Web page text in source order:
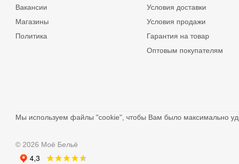
Вакансии
Магазины
Политика
Условия доставки
Условия продажи
Гарантия на товар
Оптовым покупателям
Мы используем файлы "cookie", чтобы Вам было максимально
© 2026 Моё Бельё